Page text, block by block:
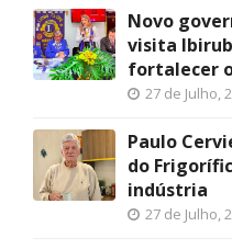
Novo
visita
fortalecer
27 de Julho,
Paulo
do
indústria
27 de Julho,